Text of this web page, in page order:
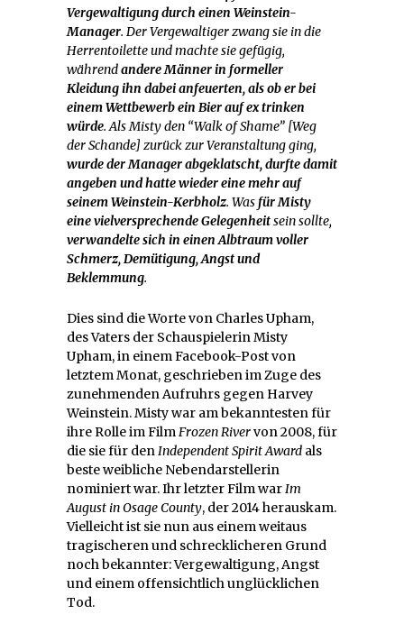
Vergewaltigung durch einen Weinstein-
Manager. Der Vergewaltiger zwang sie in die
Herrentoilette und machte sie gefügig,
währendandere Männer in formeller
Kleidung ihn dabei anfeuerten, als ob er bei
einem Wettbewerb ein Bier auf ex trinken
würde. Als Misty den “Walk of Shame” [Weg
der Schande] zurück zur Veranstaltung ging,
wurde der Manager abgeklatscht, durfte damit
angeben und hatte wieder eine mehr auf
seinem Weinstein-Kerbholz. Wasfür Misty
eine vielversprechende Gelegenheitsein sollte,
verwandelte sich in einen Albtraum voller
Schmerz, Demütigung, Angst und
Beklemmung.
Dies sind die Worte von Charles Upham,
des Vaters der Schauspielerin Misty
Upham, in einem Facebook-Post von
letztem Monat, geschrieben im Zuge des
zunehmenden Aufruhrs gegen Harvey
Weinstein. Misty war am bekanntesten für
ihre Rolle im FilmFrozen Rivervon 2008, für
die sie für denIndependent Spirit Award als
beste weibliche Nebendarstellerin
nominiert war. Ihr letzter Film warIm
August in Osage County, der 2014 herauskam.
Vielleicht ist sie nun aus einem weitaus
tragischeren und schrecklicheren Grund
noch bekannter: Vergewaltigung, Angst
und einem offensichtlich unglücklichen
Tod.